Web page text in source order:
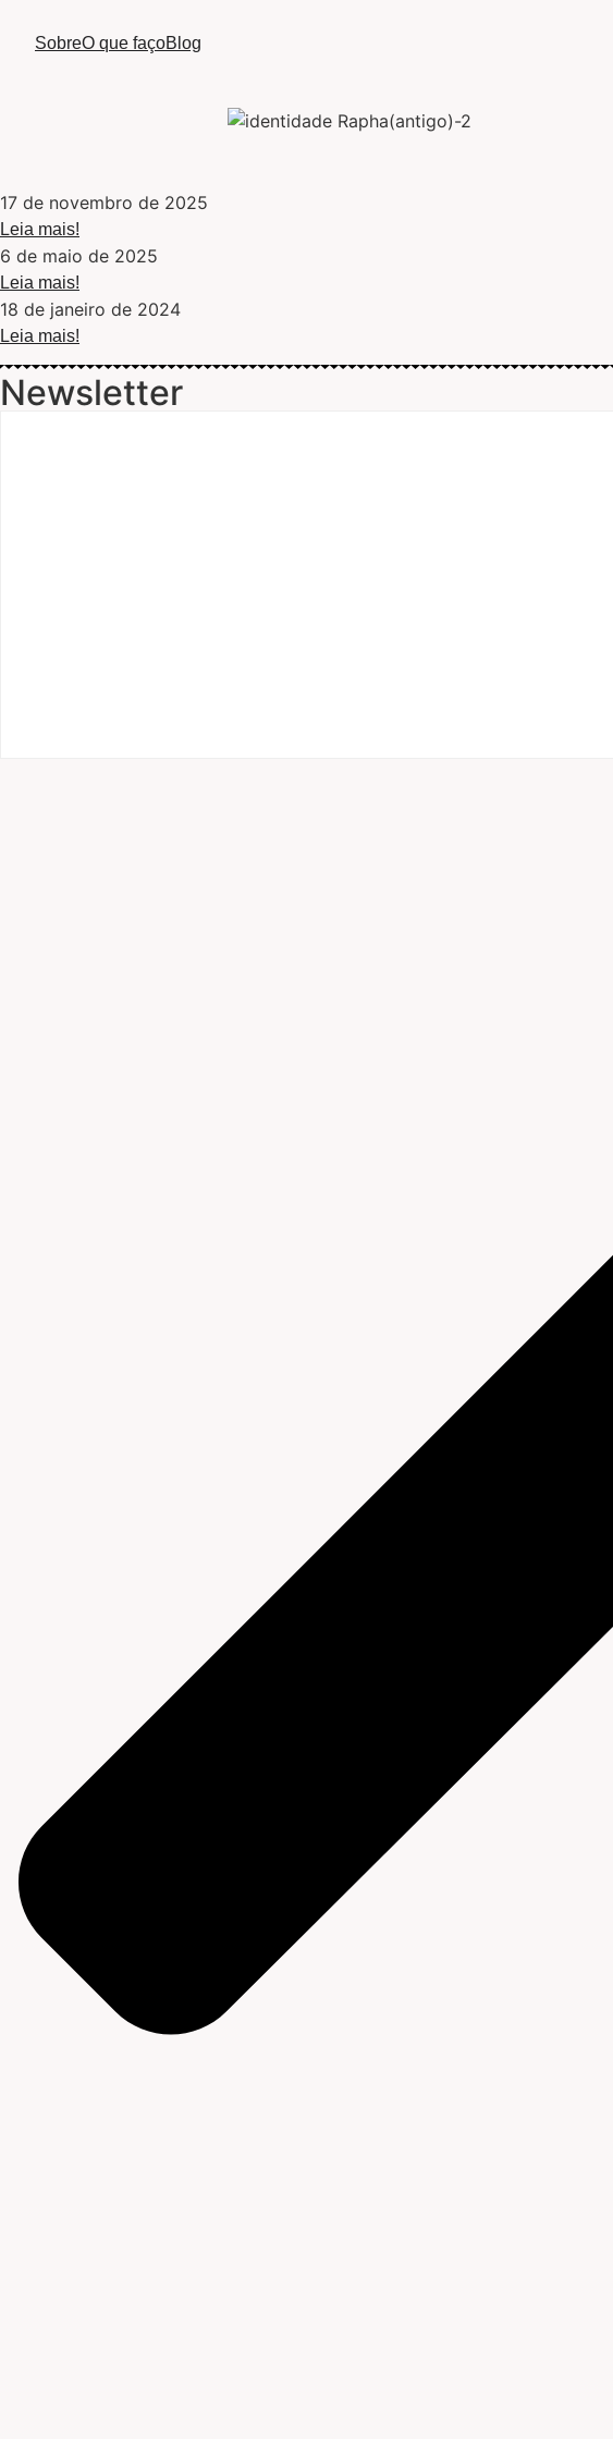
SobreO que façoBlog
17 de novembro de 2025
Leia mais!
6 de maio de 2025
Leia mais!
18 de janeiro de 2024
Leia mais!
Newsletter